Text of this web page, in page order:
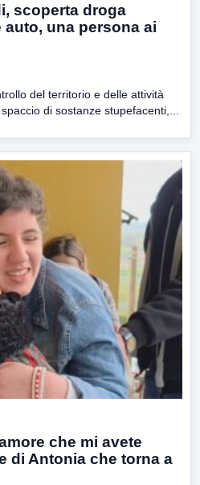
scoperta droga
una persona ai
del territorio e delle attività
di sostanze stupefacenti,...
che mi avete
di Antonia che torna a